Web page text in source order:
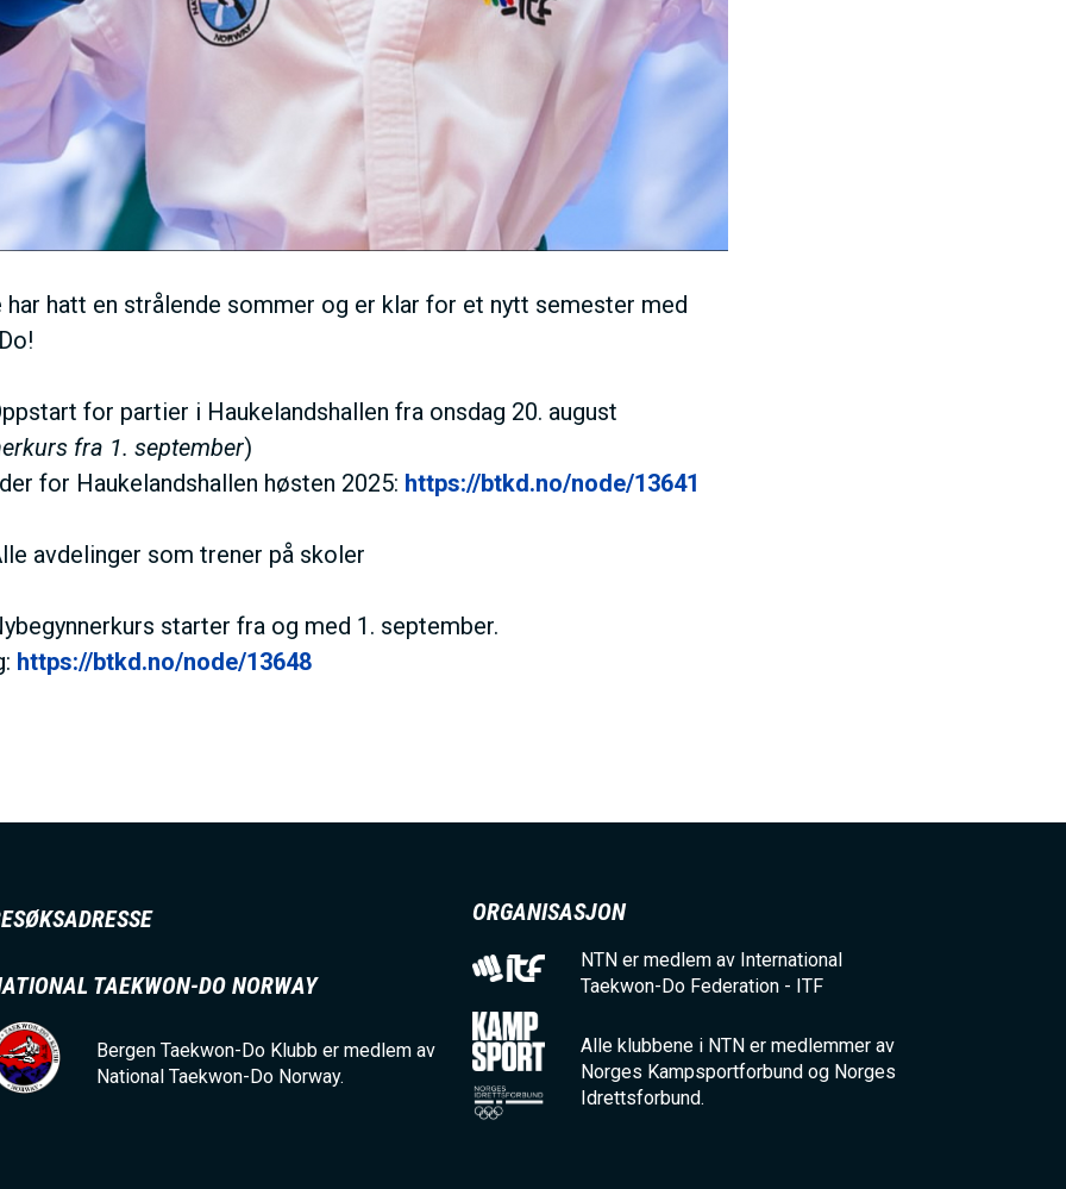
T
I
V
E
D
O
M
A
I
M
E
N
U
har hatt en strålende sommer og er klar for et nytt semester med
for partier i Haukelandshallen fra onsdag 20. august
fra 1. september)
for Haukelandshallen høsten 2025: https://btkd.no/node/13641
avdelinger som trener på skoler
starter fra og med 1. september.
https://btkd.no/node/13648
TAEKWON-DO NORWAY
Bergen Taekwon-Do Klubb er medlem av
National Taekwon-Do Norway.
ORGANISASJON
NTN er medlem av International
Taekwon-Do Federation - ITF
Alle klubbene i NTN er medlemmer av
Norges Kampsportforbund og Norges
Idrettsforbund.